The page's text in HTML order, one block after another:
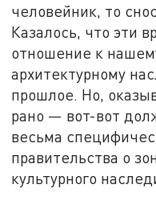
человейник, то
Казалось, что эти
отношение к
архитектурному
прошлое. Но,
рано — вот-вот
весьма
правительства о
культурного